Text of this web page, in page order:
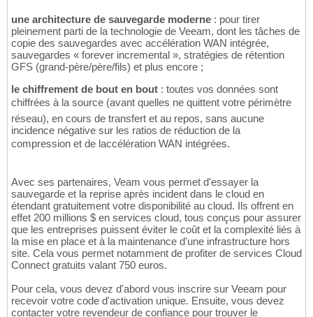
une architecture de sauvegarde moderne : pour tirer
pleinement parti de la technologie de Veeam, dont les tâches de
copie des sauvegardes avec accélération WAN intégrée,
sauvegardes « forever incremental », stratégies de rétention
GFS (grand-père/père/fils) et plus encore ;
le chiffrement de bout en bout : toutes vos données sont
chiffrées à la source (avant quelles ne quittent votre périmètre
réseau), en cours de transfert et au repos, sans aucune
incidence négative sur les ratios de réduction de la
compression et de laccélération WAN intégrées.
Avec ses partenaires, Veam vous permet d'essayer la
sauvegarde et la reprise après incident dans le cloud en
étendant gratuitement votre disponibilité au cloud. Ils offrent en
effet 200 millions $ en services cloud, tous conçus pour assurer
que les entreprises puissent éviter le coût et la complexité liés à
la mise en place et à la maintenance d'une infrastructure hors
site. Cela vous permet notamment de profiter de services Cloud
Connect gratuits valant 750 euros.
Pour cela, vous devez d'abord vous inscrire sur Veeam pour
recevoir votre code d'activation unique. Ensuite, vous devez
contacter votre revendeur de confiance pour trouver le